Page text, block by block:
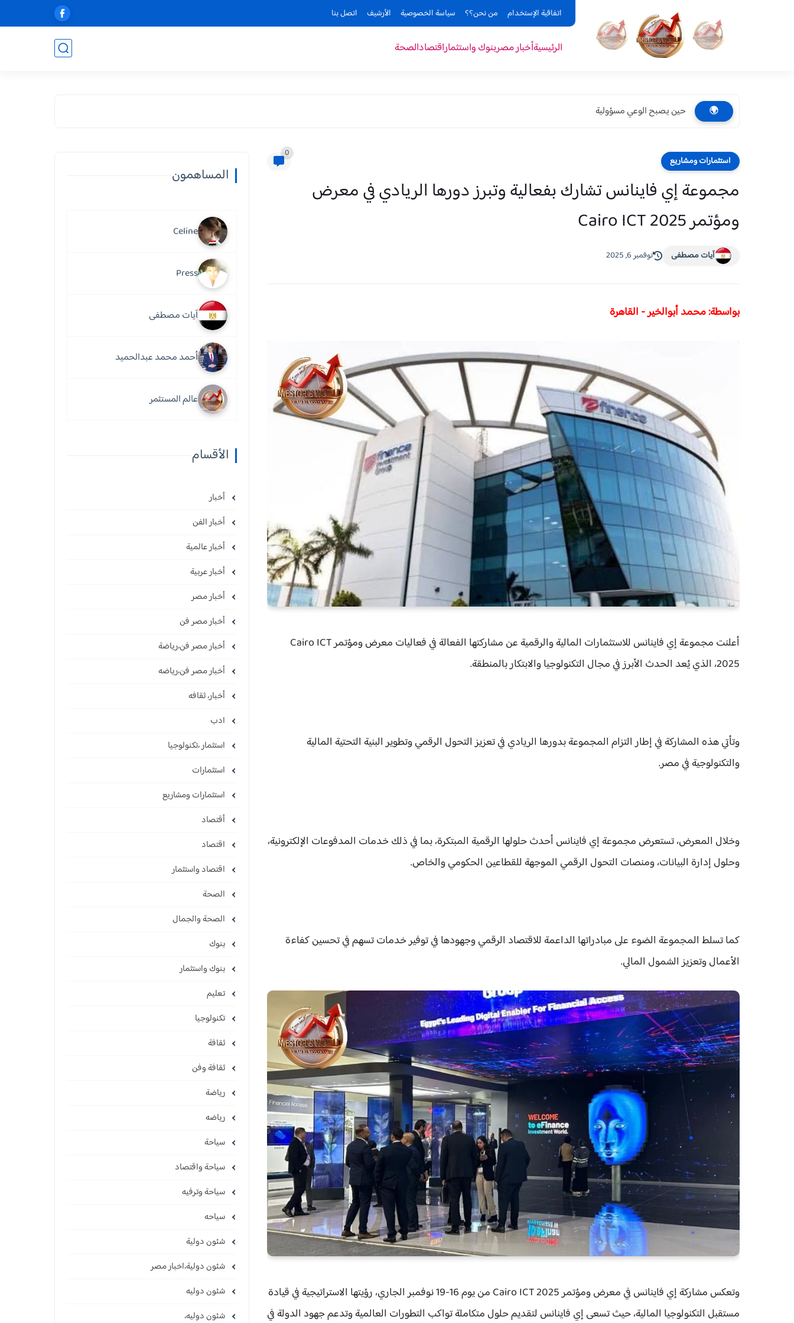
اتفاقية الإستخدام من نحن؟؟ سياسة الخصوصية الأرشيف اتصل بنا
الرئيسيةأخبار مصربنوك واستثماراقتصادالصحة
🌍 حين يصبح الوعي مسؤولية
استثمارات ومشاريع
0
مجموعة إي فاينانس تشارك بفعالية وتبرز دورها الريادي في معرض
ومؤتمر Cairo ICT 2025
آيات مصطفى نوفمبر 6, 2025
بواسطة: محمد أبوالخير - القاهرة
أعلنت مجموعة إي فاينانس للاستثمارات المالية والرقمية عن مشاركتها الفعالة في فعاليات معرض ومؤتمر Cairo ICT
2025، الذي يُعد الحدث الأبرز في مجال التكنولوجيا والابتكار بالمنطقة.
وتأتي هذه المشاركة في إطار التزام المجموعة بدورها الريادي في تعزيز التحول الرقمي وتطوير البنية التحتية المالية
والتكنولوجية في مصر.
وخلال المعرض، تستعرض مجموعة إي فاينانس أحدث حلولها الرقمية المبتكرة، بما في ذلك خدمات المدفوعات الإلكترونية،
وحلول إدارة البيانات، ومنصات التحول الرقمي الموجهة للقطاعين الحكومي والخاص.
كما تسلط المجموعة الضوء على مبادراتها الداعمة للاقتصاد الرقمي وجهودها في توفير خدمات تسهم في تحسين كفاءة
الأعمال وتعزيز الشمول المالي.
وتعكس مشاركة إي فاينانس في معرض ومؤتمر Cairo ICT 2025 من يوم 16-19 نوفمبر الجاري، رؤيتها الاستراتيجية في قيادة
مستقبل التكنولوجيا المالية، حيث تسعى إي فاينانس لتقديم حلول متكاملة تواكب التطورات العالمية وتدعم جهود الدولة في
المساهمون
Celine
Press
آيات مصطفى
أحمد محمد عبدالحميد
عالم المستثمر
الأقسام
أخبار
أخبار الفن
أخبار عالمية
أخبار عربية
أخبار مصر
أخبار مصر فن
أخبار مصر فن،رياضة
أخبار مصر فن،رياضه
أخبار، ثقافه
ادب
استثمار ،تكنولوجيا
استثمارات
استثمارات ومشاريع
أقتصاد
اقتصاد
اقتصاد واستثمار
الصحة
الصحة والجمال
بنوك
بنوك واستثمار
تعليم
تكنولوجيا
ثقافة
ثقافة وفن
رياضة
رياضه
سياحة
سياحة واقتصاد
سياحة وترفيه
سياحه
شئون دولية
شئون دولية،اخبار مصر
شئون دوليه
شئون دوليه،